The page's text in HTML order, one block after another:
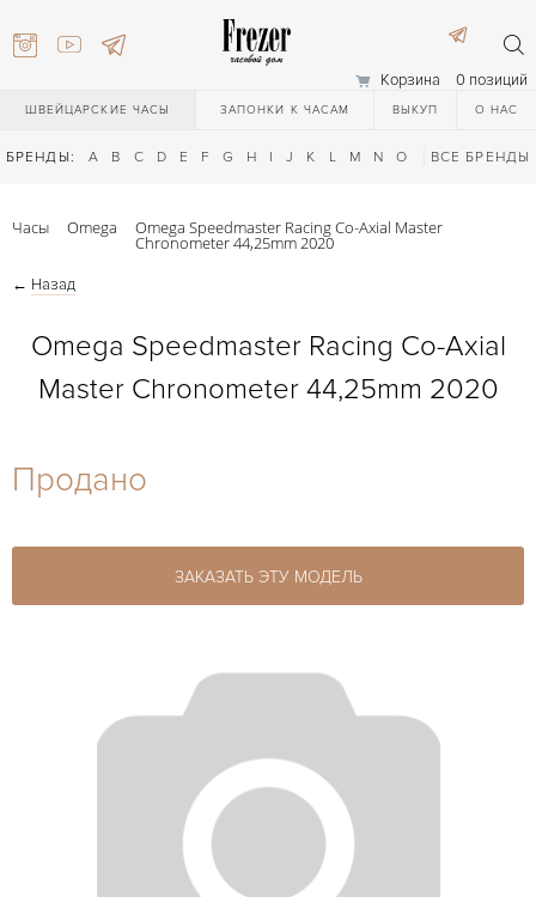
Корзина 0 позиций
ШВЕЙЦАРСКИЕ ЧАСЫ ЗАПОНКИ К ЧАСАМ ВЫКУП О НАС
БРЕНДЫ: A B C D E F G H I J K L M N O Q R S T
ВСЕ БРЕНДЫ
27-44
Часы Omega Omega Speedmaster Racing Co-Axial Master
Chronometer 44,25mm 2020
← Назад
Omega Speedmaster Racing Co-Axial
Master Chronometer 44,25mm 2020
Продано
ЗАКАЗАТЬ ЭТУ МОДЕЛЬ